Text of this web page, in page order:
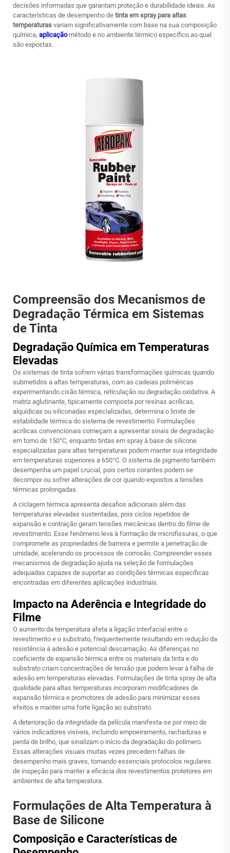
decisões informadas que garantam proteção e durabilidade ideais. As
características de desempenho de tinta em spray para altas
temperaturas variam significativamente com base na sua composição
química, aplicação método e no ambiente térmico específico ao qual
são expostas.
Compreensão dos Mecanismos de
Degradação Térmica em Sistemas
de Tinta
Degradação Química em Temperaturas
Elevadas
Os sistemas de tinta sofrem várias transformações químicas quando
submetidos a altas temperaturas, com as cadeias poliméricas
experimentando cisão térmica, reticulação ou degradação oxidativa. A
matriz aglutinante, tipicamente composta por resinas acrílicas,
alquídicas ou siliconadas especializadas, determina o limite de
estabilidade térmica do sistema de revestimento. Formulações
acrílicas convencionais começam a apresentar sinais de degradação
em torno de 150°C, enquanto tintas em spray à base de silicone
especializadas para altas temperaturas podem manter sua integridade
em temperaturas superiores a 650°C. O sistema de pigmento também
desempenha um papel crucial, pois certos corantes podem se
decompor ou sofrer alterações de cor quando expostos a tensões
térmicas prolongadas.
A ciclagem térmica apresenta desafios adicionais além das
temperaturas elevadas sustentadas, pois ciclos repetidos de
expansão e contração geram tensões mecânicas dentro do filme de
revestimento. Esse fenômeno leva à formação de microfissuras, o que
compromete as propriedades de barreira e permite a penetração de
umidade, acelerando os processos de corrosão. Compreender esses
mecanismos de degradação ajuda na seleção de formulações
adequadas capazes de suportar as condições térmicas específicas
encontradas em diferentes aplicações industriais.
Impacto na Aderência e Integridade do
Filme
O aumento da temperatura afeta a ligação interfacial entre o
revestimento e o substrato, frequentemente resultando em redução da
resistência à adesão e potencial descamação. As diferenças no
coeficiente de expansão térmica entre os materiais da tinta e do
substrato criam concentrações de tensão que podem levar à falha de
adesão em temperaturas elevadas. Formulações de tinta spray de alta
qualidade para altas temperaturas incorporam modificadores de
expansão térmica e promotores de adesão para minimizar esses
efeitos e manter uma forte ligação ao substrato.
A deterioração da integridade da película manifesta-se por meio de
vários indicadores visíveis, incluindo empoeiramento, rachaduras e
perda de brilho, que sinalizam o início da degradação do polímero.
Essas alterações visuais muitas vezes precedem falhas de
desempenho mais graves, tornando essenciais protocolos regulares
de inspeção para manter a eficácia dos revestimentos protetores em
ambientes de alta temperatura.
Formulações de Alta Temperatura à
Base de Silicone
Composição e Características de